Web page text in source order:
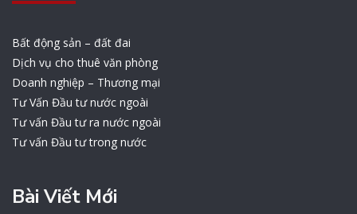
Bất động sản – đất đai
Dịch vụ cho thuê văn phòng
Doanh nghiệp – Thương mại
Tư Vấn Đầu tư nước ngoài
Tư vấn Đầu tư ra nước ngoài
Tư vấn Đầu tư trong nước
Bài Viết Mới